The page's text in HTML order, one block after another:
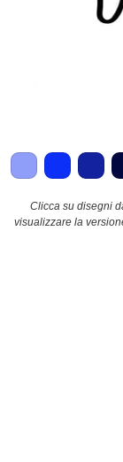
Clicca su disegni
visualizzare la